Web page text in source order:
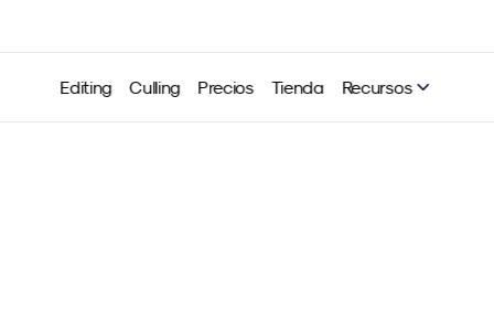
Editing Culling Precios Tienda Recursos